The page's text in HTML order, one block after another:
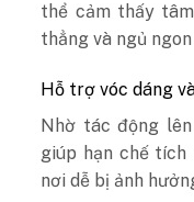
thể cảm thấy
thẳng và ngủ
Hỗ trợ vóc dáng
Nhờ tác động
giúp hạn chế tích
nơi dễ bị ảnh